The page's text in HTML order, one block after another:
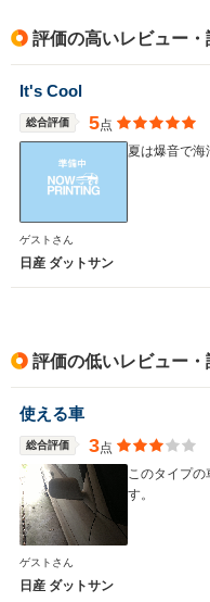
評価の高いレビュー・
It's Cool
総合評価 5点
夏は爆音で海
ゲストさん
日産 ダットサン
評価の低いレビュー・
使える車
総合評価 3点
このタイプの
す。
ゲストさん
日産 ダットサン